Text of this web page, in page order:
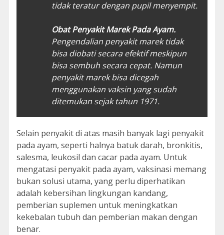
tidak teratur dengan pupil menyempit.
Obat Penyakit Marek Pada Ayam.
Pengendalian penyakit marek tidak
bisa diobati secara efektif meskipun
bisa sembuh secara cepat. Namun
penyakit marek bisa dicegah
menggunakan vaksin yang sudah
ditemukan sejak tahun 1971.
Selain penyakit di atas masih banyak lagi penyakit
pada ayam, seperti halnya batuk darah, bronkitis,
salesma, leukosil dan cacar pada ayam. Untuk
mengatasi penyakit pada ayam, vaksinasi memang
bukan solusi utama, yang perlu diperhatikan
adalah kebersihan lingkungan kandang,
pemberian suplemen untuk meningkatkan
kekebalan tubuh dan pemberian makan dengan
benar.